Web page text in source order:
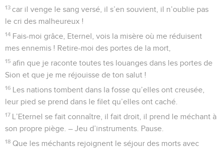
13 car il venge le sang versé, il s’en souvient, il n’oublie pas
le cri des malheureux !
14 Fais-moi grâce, Eternel, vois la misère où me réduisent
mes ennemis ! Retire-moi des portes de la mort,
15 afin que je raconte toutes tes louanges dans les portes de
Sion et que je me réjouisse de ton salut !
16 Les nations tombent dans la fosse qu’elles ont creusée,
leur pied se prend dans le filet qu’elles ont caché.
17 L’Eternel se fait connaître, il fait droit, il prend le méchant à
son propre piège. – Jeu d’instruments. Pause.
18 Que les méchants rejoignent le séjour des morts avec